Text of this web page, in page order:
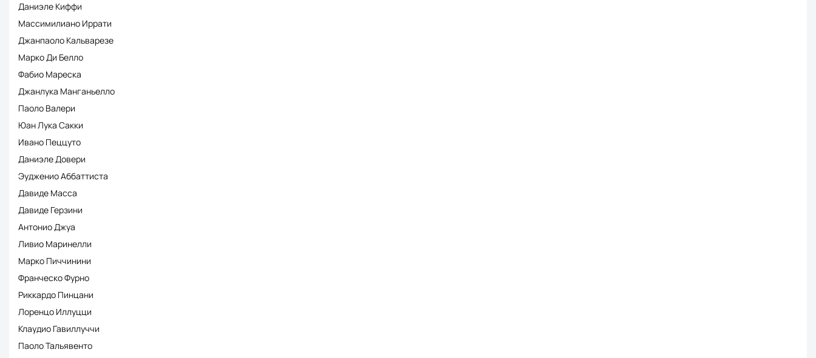
Даниэле Киффи
Массимилиано Иррати
Джанпаоло Кальварезе
Марко Ди Белло
Фабио Мареска
Джанлука Манганьелло
Паоло Валери
Юан Лука Сакки
Ивано Пеццуто
Даниэле Довери
Эудженио Аббаттиста
Давиде Масса
Давиде Герзини
Антонио Джуа
Ливио Маринелли
Марко Пиччинини
Франческо Фурно
Риккардо Пинцани
Лоренцо Иллуцци
Клаудио Гавиллуччи
Паоло Тальявенто